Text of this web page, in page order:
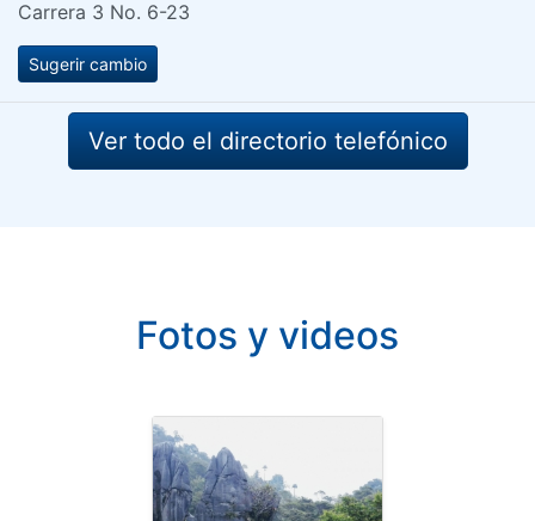
Carrera 3 No. 6-23
Sugerir cambio
Ver todo el directorio telefónico
Fotos y videos